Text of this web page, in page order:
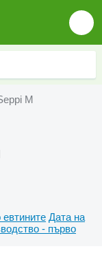
M
Дата на
- първо